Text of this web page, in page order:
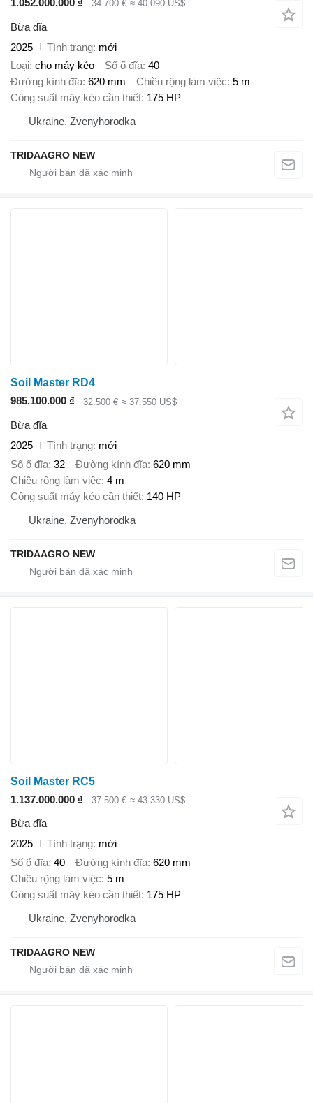
1.052.000.000 ₫ 34.700 € ≈ 40.090 US$
Bừa đĩa
2025
Tình trạng mới
Loại cho máy kéo Số ổ đĩa 40
Đường kính đĩa 620 mm Chiều rộng làm việc 5 m
Công suất máy kéo cần thiết 175 HP
Ukraine, Zvenyhorodka
TRIDAAGRO NEW
Soil Master RD4
985.100.000 ₫
32.500 € ≈ 37.550 US$
Bừa đĩa
2025
Tình trạng mới
Số ổ đĩa 32 Đường kính đĩa 620 mm
Chiều rộng làm việc 4 m
Công suất máy kéo cần thiết 140 HP
Ukraine, Zvenyhorodka
TRIDAAGRO NEW
Soil Master RC5
1.137.000.000 ₫
37.500 € ≈ 43.330 US$
Bừa đĩa
2025
Tình trạng mới
Số ổ đĩa 40 Đường kính đĩa 620 mm
Chiều rộng làm việc 5 m
Công suất máy kéo cần thiết 175 HP
Ukraine, Zvenyhorodka
TRIDAAGRO NEW